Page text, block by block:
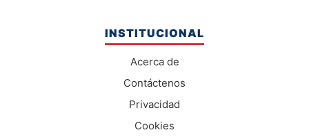
INSTITUCIONAL
Acerca de
Contáctenos
Privacidad
Cookies